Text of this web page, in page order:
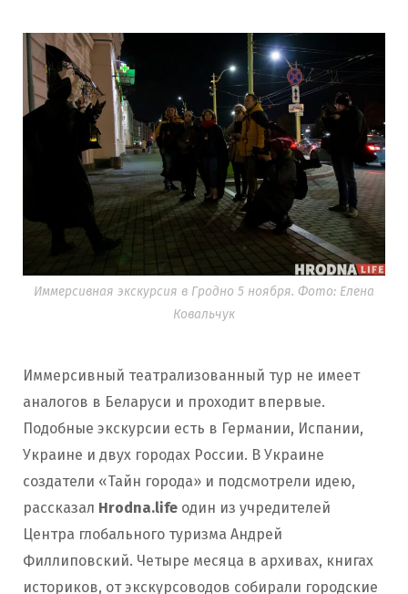
Иммерсивная экскурсия в Гродно 5 ноября. Фото: Елена
Ковальчук
Иммерсивный театрализованный тур не имеет
аналогов в Беларуси и проходит впервые.
Подобные экскурсии есть в Германии, Испании,
Украине и двух городах России. В Украине
создатели «Тайн города» и подсмотрели идею,
рассказал Hrodna.life один из учредителей
Центра глобального туризма Андрей
Филлиповский. Четыре месяца в архивах, книгах
историков, от экскурсоводов собирали городские